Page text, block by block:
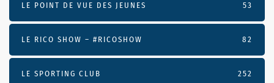
LE POINT DE VUE DES JEUNES 53
LE RICO SHOW – #RICOSHOW 82
LE SPORTING CLUB 252